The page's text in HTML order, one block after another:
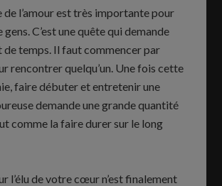
de l’amour est très importante pour
C’est une quête qui demande
de temps. Il faut commencer par
rencontrer quelqu’un. Une fois cette
faire débuter et entretenir une
demande une grande quantité
comme la faire durer sur le long
l’élu de votre cœur n’est finalement